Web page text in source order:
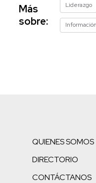
Más
sobre:
Liderazgo
QUIENES SOMOS
DIRECTORIO
CONTÁCTANOS